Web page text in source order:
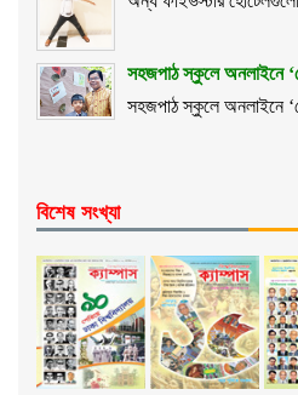
সহজপাঠ স্কুলে অনলাইনে
সহজপাঠ স্কুলে অনলাইনে
বিশেষ সংখ্যা